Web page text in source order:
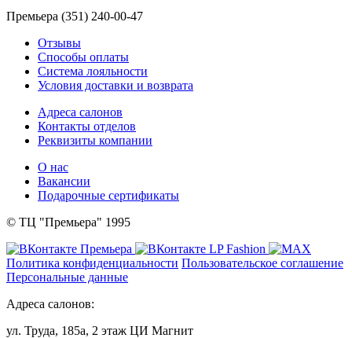
Премьера (351) 240-00-47
Отзывы
Способы оплаты
Система лояльности
Условия доставки и возврата
Адреса салонов
Контакты отделов
Реквизиты компании
О нас
Вакансии
Подарочные сертификаты
© ТЦ "Премьера" 1995
Политика конфиденциальности Пользовательское соглашение
Персональные данные
Адреса салонов:
ул. Труда, 185а, 2 этаж ЦИ Магнит